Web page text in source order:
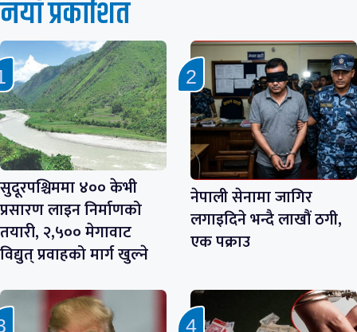
नयाँ प्रकाशित
सुदूरपश्चिममा ४०० केभी
प्रसारण लाइन निर्माणको
तयारी, २,५०० मेगावाट
विद्युत् प्रवाहको मार्ग खुल्ने
नेपाली सेनामा जागिर
लगाइदिने भन्दै लाखौं ठगी,
एक पक्राउ